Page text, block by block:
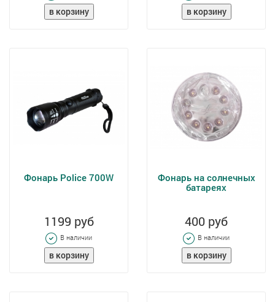
Фонарь Police 700W
1199 руб
В наличии
Фонарь на солнечных
батареях
400 руб
В наличии